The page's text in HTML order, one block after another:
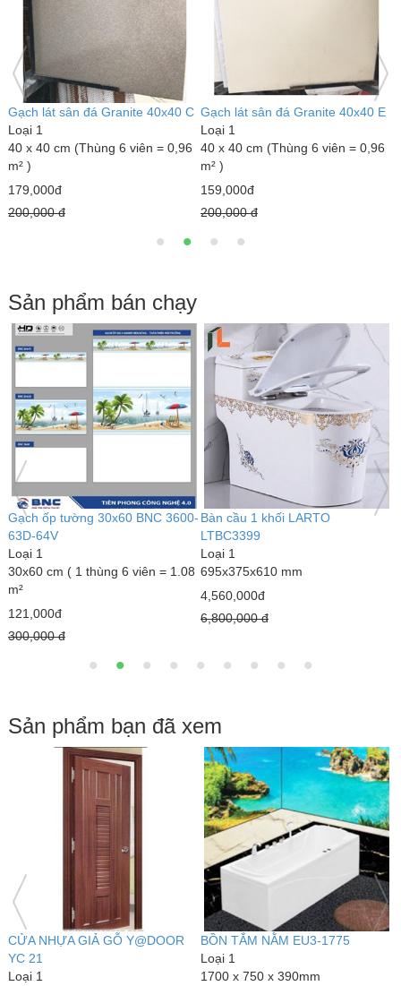
Gạch lát sân đá Granite 40x40 C
Loại 1
40 x 40 cm (Thùng 6 viên = 0,96
m² )
179,000đ
200,000 đ
Gạch lát sân đá Granite 40x40 E
Loại 1
40 x 40 cm (Thùng 6 viên = 0,96
m² )
159,000đ
200,000 đ
Sản phẩm bán chạy
Gạch ốp tường 30x60 BNC 3600-
63D-64V
Loại 1
30x60 cm ( 1 thùng 6 viên = 1.08
m²
121,000đ
300,000 đ
Bàn cầu 1 khối LARTO
LTBC3399
Loại 1
695x375x610 mm
4,560,000đ
6,800,000 đ
Sản phẩm bạn đã xem
CỬA NHỰA GIẢ GỖ Y@DOOR
YC 21
Loại 1
BỒN TẮM NẰM EU3-1775
Loại 1
1700 x 750 x 390mm